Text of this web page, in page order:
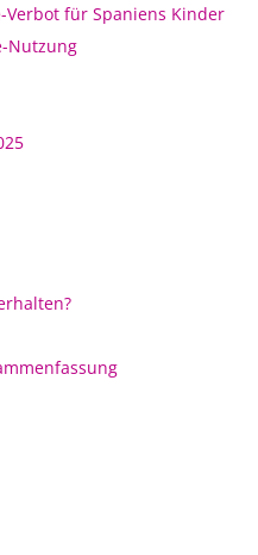
Verbot für Spaniens Kinder
Nutzung